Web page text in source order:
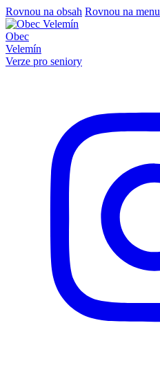
Rovnou na obsah Rovnou na menu
Obec
Velemín
Verze pro seniory